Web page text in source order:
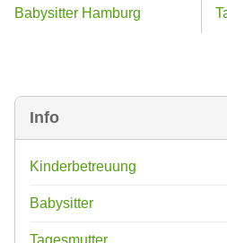
Info
Kinderbetreuung
Babysitter
Tagesmutter
Babysitter Hamburg